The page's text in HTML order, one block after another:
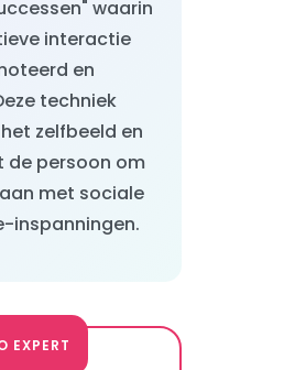
waarin
interactie
en
techniek
zelfbeeld en
de persoon om
met sociale
inspanningen.
EXPERT